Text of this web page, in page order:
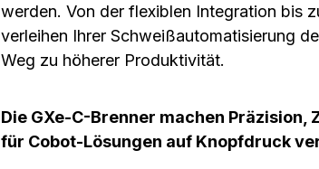
werden. Von der flexiblen Integration bis
verleihen Ihrer Schweißautomatisierung
Weg zu höherer Produktivität.
Die GXe-C-Brenner machen
für Cobot-Lösungen auf Knopfdruck